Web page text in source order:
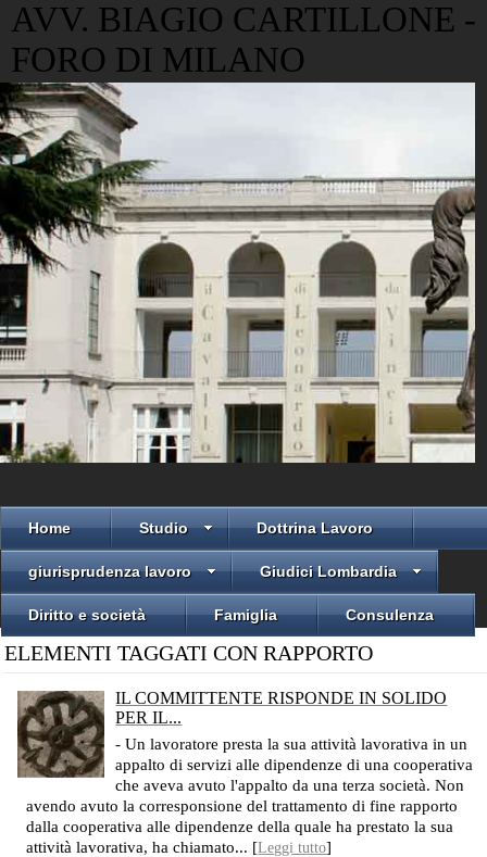
AVV. BIAGIO CARTILLONE -
FORO DI MILANO
Home Studio Dottrina Lavoro
giurisprudenza lavoro Giudici Lombardia
Diritto e società Famiglia Consulenza
ELEMENTI TAGGATI CON RAPPORTO
IL COMMITTENTE RISPONDE IN SOLIDO
PER IL...
- Un lavoratore presta la sua attività lavorativa in un
appalto di servizi alle dipendenze di una cooperativa
che aveva avuto l'appalto da una terza società. Non
avendo avuto la corresponsione del trattamento di fine rapporto
dalla cooperativa alle dipendenze della quale ha prestato la sua
attività lavorativa, ha chiamato... [Leggi tutto]